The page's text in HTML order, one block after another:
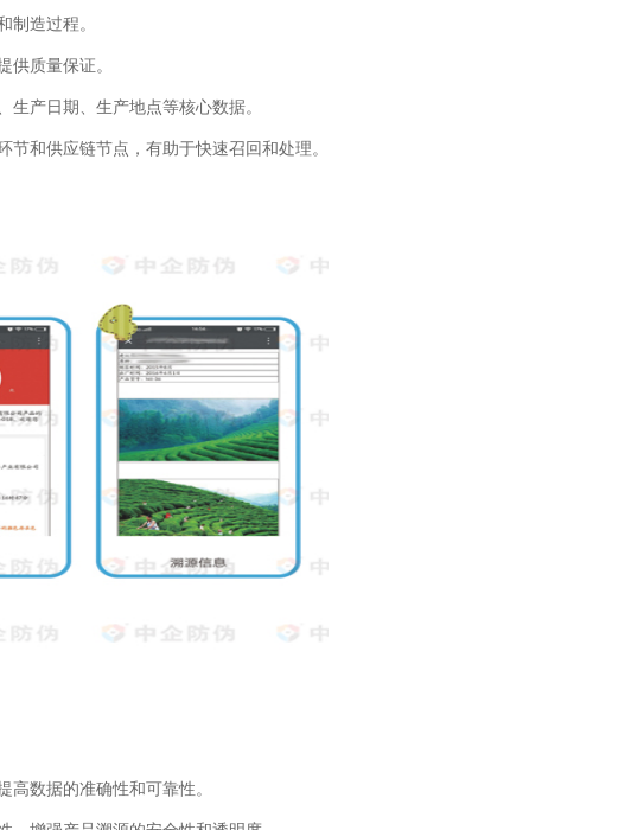
制造过程。
供质量保证。
产日期、生产地点等核心数据。
和供应链节点，有助于快速召回和处理。
数据的准确性和可靠性。